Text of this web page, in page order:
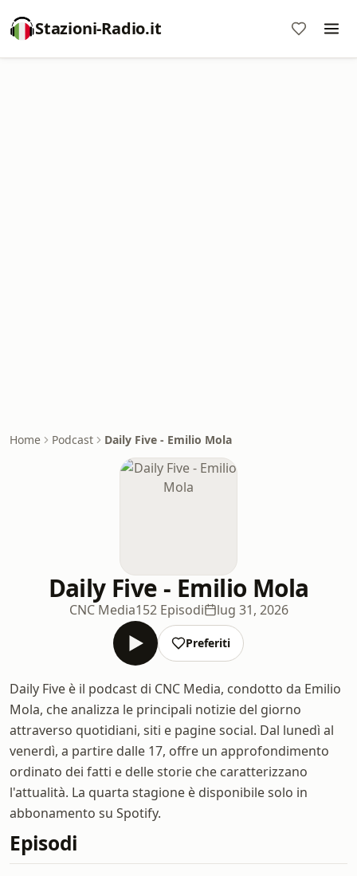
Stazioni-Radio.it
Home Podcast Daily Five - Emilio Mola
Daily Five - Emilio Mola
CNC Media152 Episodi lug 31, 2026
Preferiti
Daily Five è il podcast di CNC Media, condotto da Emilio
Mola, che analizza le principali notizie del giorno
attraverso quotidiani, siti e pagine social. Dal lunedì al
venerdì, a partire dalle 17, offre un approfondimento
ordinato dei fatti e delle storie che caratterizzano
l'attualità. La quarta stagione è disponibile solo in
abbonamento su Spotify.
Episodi